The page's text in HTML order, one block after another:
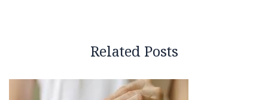
Related Posts